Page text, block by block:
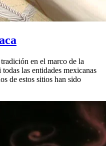
en el marco de la
las entidades mexicanas
de estos sitios han sido